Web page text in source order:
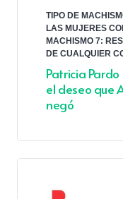
TIPO DE
LAS MUJERES
MACHISMO 7:
DE CUALQUIER
Patricia
el deseo que
negó